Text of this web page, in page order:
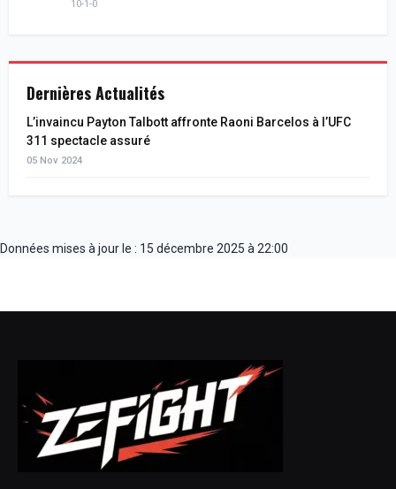
10-1-0
Dernières Actualités
L’invaincu Payton Talbott affronte Raoni Barcelos à l’UFC
311 spectacle assuré
05 Nov 2024
Données mises à jour le : 15 décembre 2025 à 22:00